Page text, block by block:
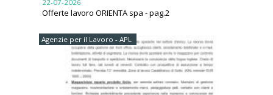
22-07-2026
Offerte lavoro ORIENTA spa - pag.2
Agenzie per il Lavoro - APL